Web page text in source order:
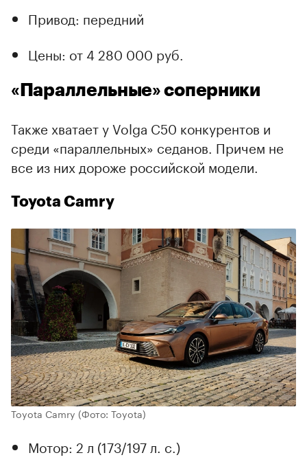
Привод: передний
Цены: от 4 280 000 руб.
«Параллельные» соперники
Также хватает у Volga C50 конкурентов и
среди «параллельных» седанов. Причем не
все из них дороже российской модели.
Toyota Camry
Toyota Camry (Фото: Toyota)
Мотор: 2 л (173/197 л. с.)